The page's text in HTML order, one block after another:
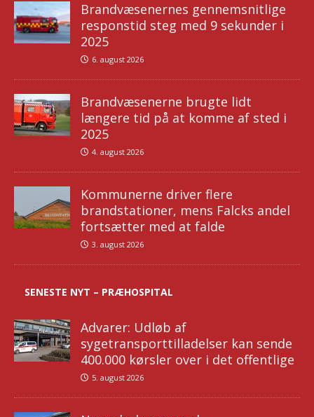
Brandvæsenernes gennemsnitlige
responstid steg med 9 sekunder i
2025
6. august 2026
Brandvæsenerne brugte lidt
længere tid på at komme af sted i
2025
4. august 2026
Kommunerne driver flere
brandstationer, mens Falcks andel
fortsætter med at falde
3. august 2026
SENESTE NYT – PRÆHOSPITAL
Advarer: Udløb af
sygetransporttilladelser kan sende
400.000 kørsler over i det offentlige
5. august 2026